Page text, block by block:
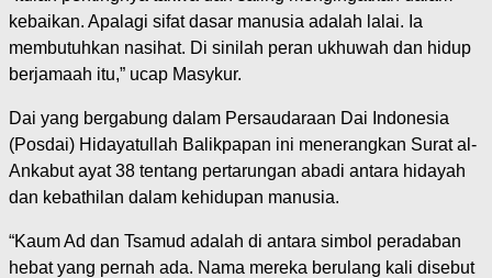
kebaikan. Apalagi sifat dasar manusia adalah lalai. Ia
membutuhkan nasihat. Di sinilah peran ukhuwah dan hidup
berjamaah itu,” ucap Masykur.
Dai yang bergabung dalam Persaudaraan Dai Indonesia
(Posdai) Hidayatullah Balikpapan ini menerangkan Surat al-
Ankabut ayat 38 tentang pertarungan abadi antara hidayah
dan kebathilan dalam kehidupan manusia.
“Kaum Ad dan Tsamud adalah di antara simbol peradaban
hebat yang pernah ada. Nama mereka berulang kali disebut